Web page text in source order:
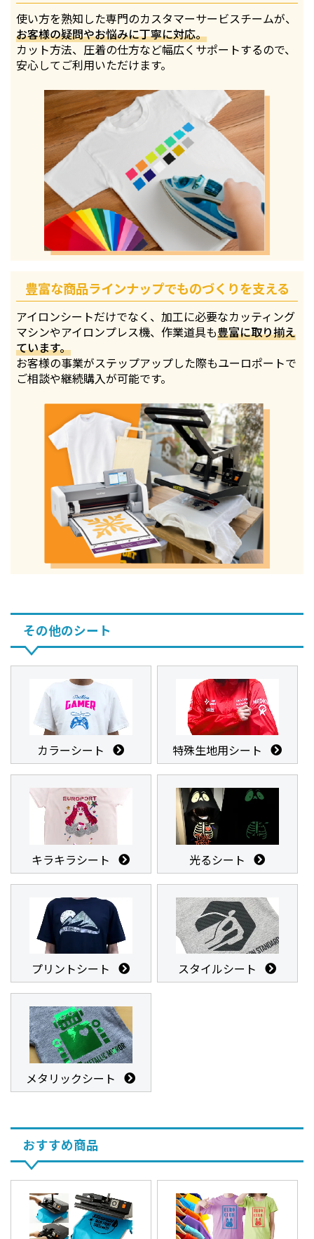
使い方を熟知した専門のカスタマーサービスチームが、
お客様の疑問やお悩みに丁寧に対応。
カット方法、圧着の仕方など幅広くサポートするので、
安心してご利用いただけます。
豊富な商品ラインナップでものづくりを支える
アイロンシートだけでなく、加工に必要なカッティング
マシンやアイロンプレス機、作業道具も豊富に取り揃え
ています。
お客様の事業がステップアップした際もユーロポートで
ご相談や継続購入が可能です。
その他のシート
カラーシート 特殊生地用シート
キラキラシート 光るシート
プリントシート スタイルシート
メタリックシート
おすすめ商品